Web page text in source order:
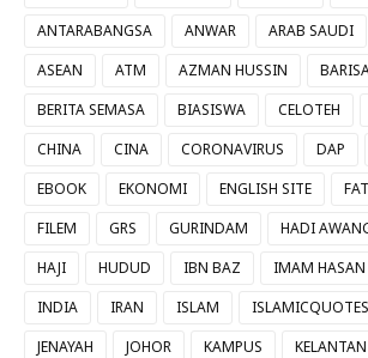
ANTARABANGSA
ANWAR ARAB SAUDI
ASEAN
ATM AZMAN HUSSIN
BERITA SEMASA
BIASISWA CELOTEH
CHINA
CINA CORONAVIRUS DAP
EBOOK
EKONOMI ENGLISH SITE
FILEM
GRS GURINDAM HADI
HAJI
HUDUD IBN BAZ
IMAM HASAN
INDIA
IRAN ISLAM ISLAMICQUOTES
JENAYAH
JOHOR KAMPUS
KELANTAN